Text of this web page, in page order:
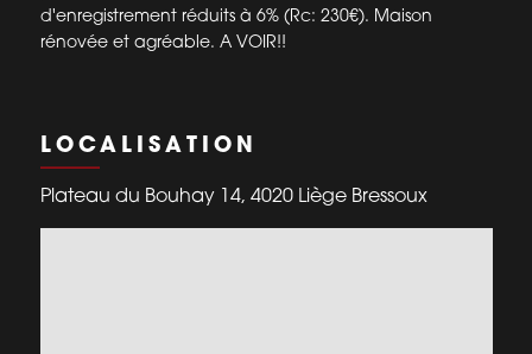
d'enregistrement réduits à 6% (Rc: 230€). Maison
rénovée et agréable. A VOIR!!
LOCALISATION
Plateau du Bouhay 14, 4020 Liège Bressoux